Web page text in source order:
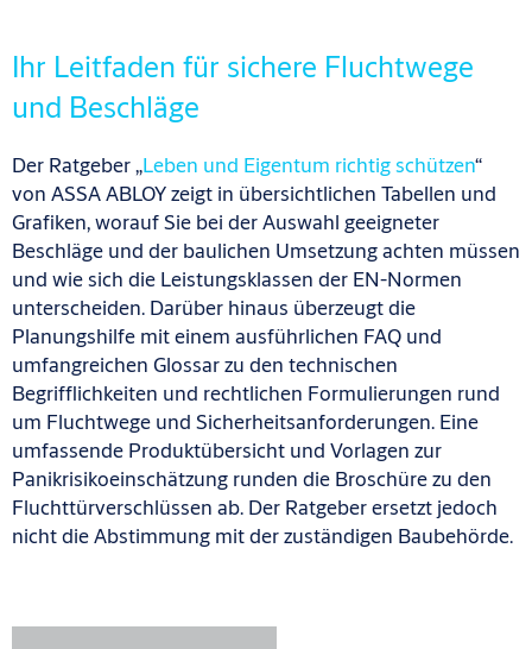
Ihr Leitfaden für sichere Fluchtwege
und Beschläge
Der Ratgeber „Leben und Eigentum richtig schützen“
von ASSA ABLOY zeigt in übersichtlichen Tabellen und
Grafiken, worauf Sie bei der Auswahl geeigneter
Beschläge und der baulichen Umsetzung achten müssen
und wie sich die Leistungsklassen der EN-Normen
unterscheiden. Darüber hinaus überzeugt die
Planungshilfe mit einem ausführlichen FAQ und
umfangreichen Glossar zu den technischen
Begrifflichkeiten und rechtlichen Formulierungen rund
um Fluchtwege und Sicherheitsanforderungen. Eine
umfassende Produktübersicht und Vorlagen zur
Panikrisikoeinschätzung runden die Broschüre zu den
Fluchttürverschlüssen ab. Der Ratgeber ersetzt jedoch
nicht die Abstimmung mit der zuständigen Baubehörde.